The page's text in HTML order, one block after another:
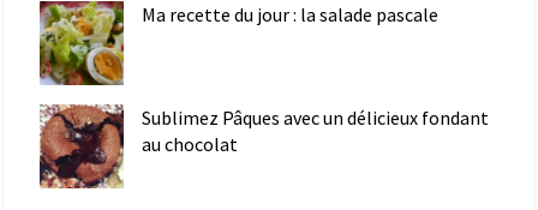
Ma recette du jour : la salade pascale
Sublimez Pâques avec un délicieux fondant
au chocolat